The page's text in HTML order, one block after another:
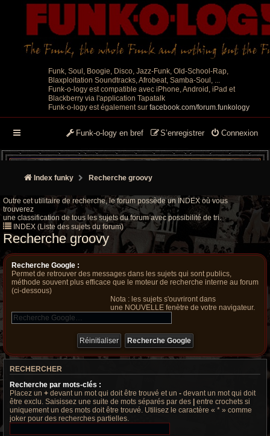
Funk, Soul, Boogie, Disco, Jazz-Funk, Old-School-Rap,
Blaxploitation Soundtracks, Afrobeat, Samba-Soul, ...
Funk-o-logy est compatible avec iPhone, Android, iPad et
Blackberry via l'application Tapatalk
Funk-o-logy est également sur facebook.com/forum.funkology
Connexion
S’enregistrer
Funk-o-logy en bref
Index funky Recherche groovy
Outre cet utilitaire de recherche, le forum possède un INDEX où vous
trouverez
une classification de tous les sujets du forum avec possibilité de tri.
INDEX (Liste des sujets du forum)
Recherche groovy
Recherche Google :
Permet de retrouver des messages dans les sujets qui sont publics,
méthode souvent plus efficace que le moteur de recherche interne au forum
(ci-dessous)
Nota : les sujets s'ouvriront dans
une NOUVELLE fenètre de votre navigateur.
RECHERCHER
Recherche par mots-clés :
Placez un + devant un mot qui doit être trouvé et un - devant un mot qui doit
être exclu. Saisissez une suite de mots séparés par des
entre crochets si
uniquement un des mots doit être trouvé. Utilisez le caractère « * » comme
joker pour des recherches partielles.